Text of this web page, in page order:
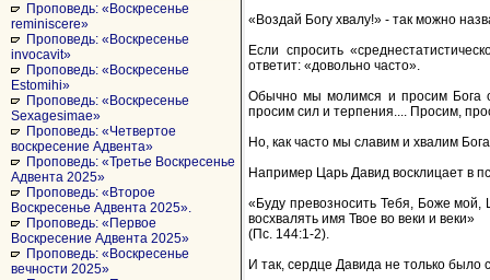
Проповедь: «Воскресенье
reminiscere»
Проповедь: «Воскресенье
invocavit»
Проповедь: «Воскресенье
Estomihi»
Проповедь: «Воскресенье
Sexagesimae»
Проповедь: «Четвертое
воскресение Адвента»
Проповедь: «Третье Воскресенье
Адвента 2025»
Проповедь: «Второе
Воскресенье Адвента 2025».
Проповедь: «Первое
Воскресение Адвента 2025»
Проповедь: «Воскресенье
вечности 2025»
«Воздай Богу хвалу!» - так можно
Если спросить
ответит: «довольно часто».
Обычно мы молимся и просим Бога
просим сил и терпения.... Просим,
Но, как часто мы славим и хвалим
Например Царь Давид восклицает в
«Буду превозносить Тебя, Боже мой,
восхвалять имя Твое во веки и веки»
(Пс. 144:1-2).
И так, сердце Давида не только было